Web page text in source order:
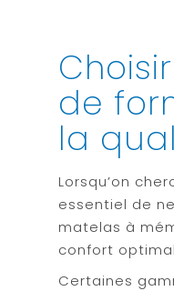
de
la
Lorsqu’on
essentiel de
matelas à
confort
Certaines